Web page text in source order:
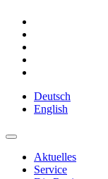
Deutsch
English
Aktuelles
Service